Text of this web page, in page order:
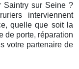
Saintry sur Seine ?
interviennent
quelle que soit la
de porte, réparation
votre partenaire de